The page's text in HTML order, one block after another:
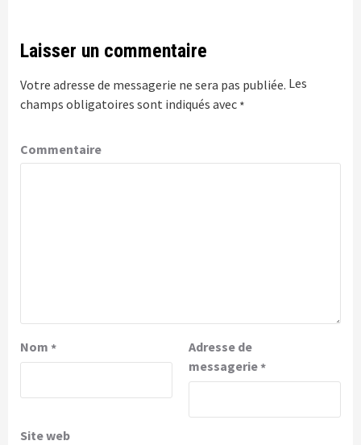
Laisser un commentaire
Votre adresse de messagerie ne sera pas publiée. Les
champs obligatoires sont indiqués avec *
Commentaire
Nom *
Adresse de
messagerie*
Site web